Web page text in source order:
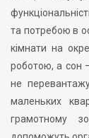
та потребою в
кімнати на
роботою, а сон
не
маленьких
грамотному